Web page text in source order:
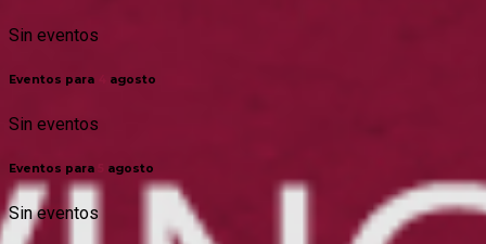
Sin eventos
Eventos para agosto
Sin eventos
Eventos para agosto
Sin eventos